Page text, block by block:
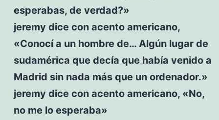
esperabas, de verdad?»
jeremy dice con acento americano,
«Conocí a un hombre de… Algún lugar de
sudamérica que decía que había venido a
Madrid sin nada más que un ordenador.»
jeremy dice con acento americano, «No,
no me lo esperaba»